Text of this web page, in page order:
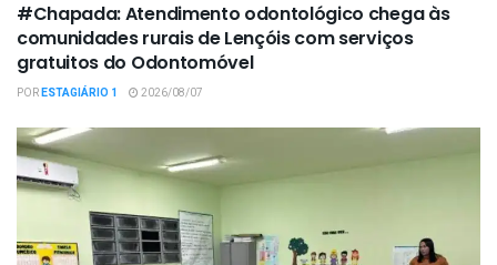
#Chapada: Atendimento odontológico chega às
comunidades rurais de Lençóis com serviços
gratuitos do Odontomóvel
PORESTAGIÁRIO 1 2026/08/07